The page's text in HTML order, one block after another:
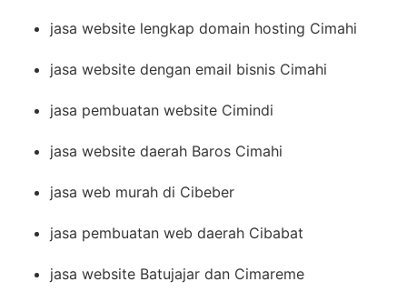
jasa website lengkap domain hosting Cimahi
jasa website dengan email bisnis Cimahi
jasa pembuatan website Cimindi
jasa website daerah Baros Cimahi
jasa web murah di Cibeber
jasa pembuatan web daerah Cibabat
jasa website Batujajar dan Cimareme